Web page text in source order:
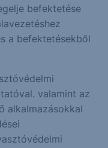
befektetése
a befektetésekből
valamint az
alkalmazásokkal